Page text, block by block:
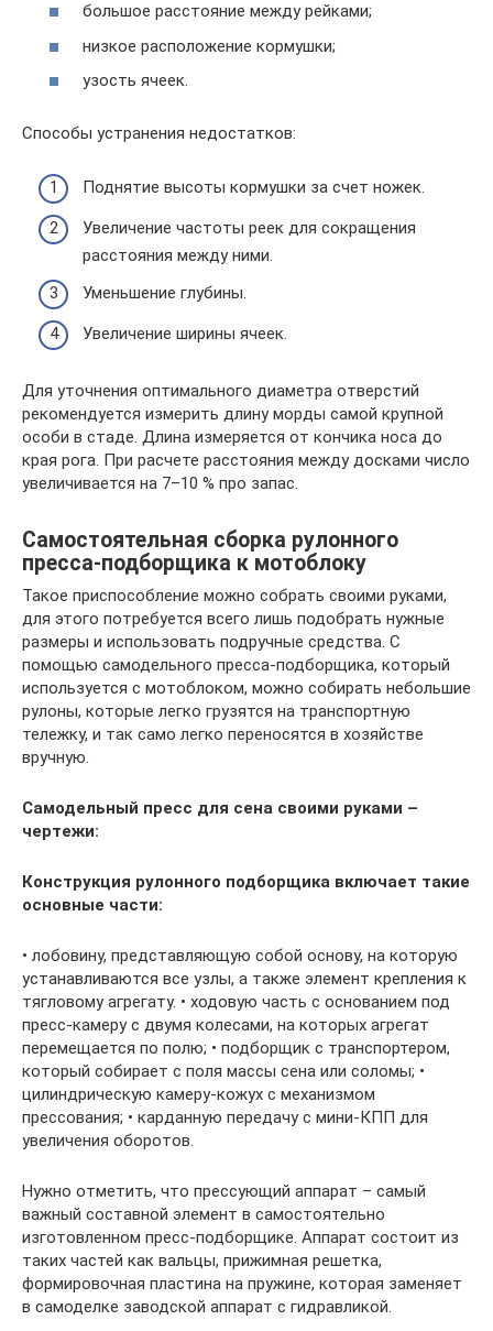
большое расстояние между рейками;
низкое расположение кормушки;
узость ячеек.
Способы устранения недостатков:
Поднятие высоты кормушки за счет ножек.
Увеличение частоты реек для сокращения
расстояния между ними.
Уменьшение глубины.
Увеличение ширины ячеек.
Для уточнения оптимального диаметра отверстий
рекомендуется измерить длину морды самой крупной
особи в стаде. Длина измеряется от кончика носа до
края рога. При расчете расстояния между досками число
увеличивается на 7–10 % про запас.
Самостоятельная сборка рулонного
пресса-подборщика к мотоблоку
Такое приспособление можно собрать своими руками,
для этого потребуется всего лишь подобрать нужные
размеры и использовать подручные средства. С
помощью самодельного пресса-подборщика, который
используется с мотоблоком, можно собирать небольшие
рулоны, которые легко грузятся на транспортную
тележку, и так само легко переносятся в хозяйстве
вручную.
Самодельный пресс для сена своими руками –
чертежи:
Конструкция рулонного подборщика включает такие
основные части:
• лобовину, представляющую собой основу, на которую
устанавливаются все узлы, а также элемент крепления к
тягловому агрегату. • ходовую часть с основанием под
пресс-камеру с двумя колесами, на которых агрегат
перемещается по полю; • подборщик с транспортером,
который собирает с поля массы сена или соломы; •
цилиндрическую камеру-кожух с механизмом
прессования; • карданную передачу с мини-КПП для
увеличения оборотов.
Нужно отметить, что прессующий аппарат – самый
важный составной элемент в самостоятельно
изготовленном пресс-подборщике. Аппарат состоит из
таких частей как вальцы, прижимная решетка,
формировочная пластина на пружине, которая заменяет
в самоделке заводской аппарат с гидравликой.